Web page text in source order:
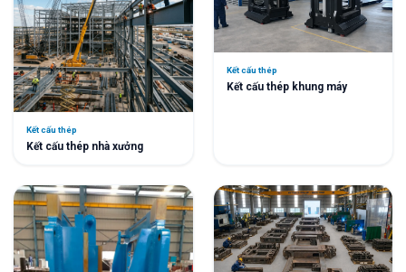
Kết cấu thép
Kết cấu thép nhà xưởng
Kết cấu thép
Kết cấu thép khung máy